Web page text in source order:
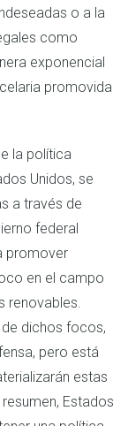
o a la
como
exponencial
promovida
la política
Unidos, se
a través de
federal
promover
en el campo
renovables.
dichos focos,
pero está
estas
Estados